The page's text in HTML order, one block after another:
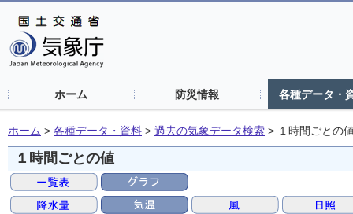
ホーム 防災情報 各種データ・
ホーム > 各種データ・資料 > 過去の気象データ検索 > １時間ごとの
１時間ごとの値